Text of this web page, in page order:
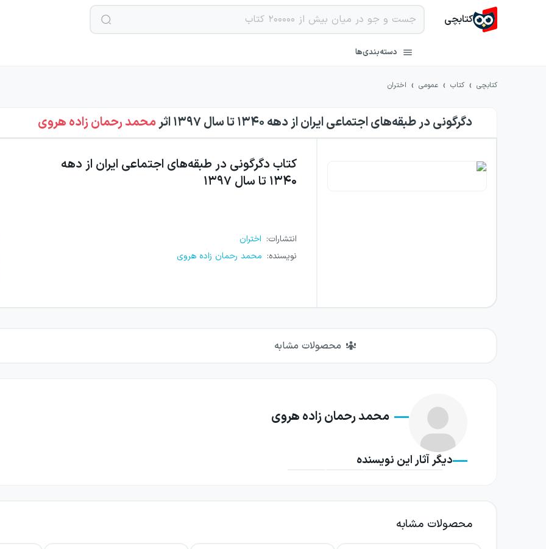
کتابچی
دسته‌بندی‌ها
کتابچی › کتاب › عمومی › اختران
دگرگونی در طبقه‌های اجتماعی ایران از دهه ۱۳۴۰ تا سال ۱۳۹۷ اثرمحمد رحمان زاده هروی
کتاب دگرگونی در طبقه‌های اجتماعی ایران از دهه
۱۳۴۰ تا سال ۱۳۹۷
انتشارات: اختران
نویسنده: محمد رحمان زاده هروی
محصولات مشابه
محمد رحمان زاده هروی
دیگر آثار این نویسنده
محصولات مشابه